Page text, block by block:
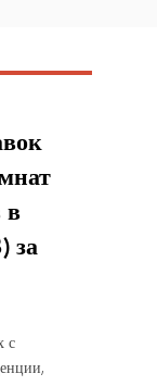
в
за
с